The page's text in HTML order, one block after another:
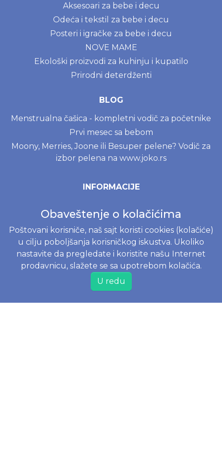
Aksesoari za bebe i decu
Odeća i tekstil za bebe i decu
Posteri i igračke za bebe i decu
NOVE MAME
Ekološki proizvodi za kuhinju i kupatilo
Prirodni deterdženti
BLOG
Menstrualna čašica - kompletni vodič za početnike
Prvi mesec sa bebom
Moony, Merries, Joone ili Besuper pelene? Vodič za
izbor pelena na www.joko.rs
INFORMACIJE
Uslovi korišćenja
Politika privatnosti
Naručivanje i dostava
Reklamacije i odustajanje od kupovine
Najčešće postavljena pitanja
Obaveštenje o kolačićima
Poštovani korisniče, naš sajt koristi cookies (kolačiće)
u cilju poboljšanja korisničkog iskustva. Ukoliko
nastavite da pregledate i koristite našu Internet
prodavnicu, slažete se sa upotrebom kolačića.
U redu